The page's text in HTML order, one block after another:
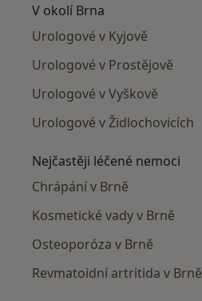
V okolí Brna
Urologové v Kyjově
Urologové v Prostějově
Urologové v Vyškově
Urologové v Židlochovicích
Nejčastěji léčené nemoci
Chrápání v Brně
Kosmetické vady v Brně
Osteoporóza v Brně
Revmatoidní artritida v Brně